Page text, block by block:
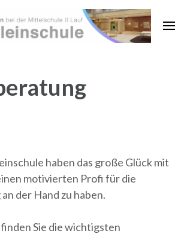
haben das große Glück mit
motivierten Profi für die
der Hand zu haben.
Sie die wichtigsten